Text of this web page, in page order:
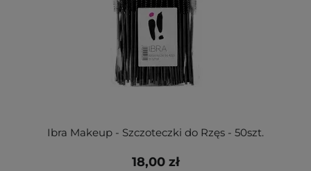
Ibra Makeup - Szczoteczki do Rzęs - 50szt.
18,00 zł